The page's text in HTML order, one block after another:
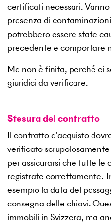
certificati necessari.
presenza di
potrebbero essere state
precedente e comportare
Ma non è finita, perché ci
giuridici da verificare.
Stesura del contratto
Il contratto d'acquisto
verificato
per assicurarsi che tutte le
registrate correttamente.
esempio la data del
consegna delle chiavi.
immobili in Svizzera, ma